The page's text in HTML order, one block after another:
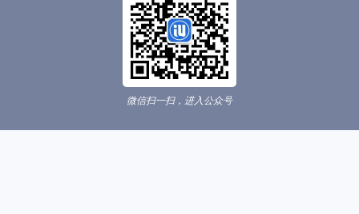
微信扫一扫，进入公众号